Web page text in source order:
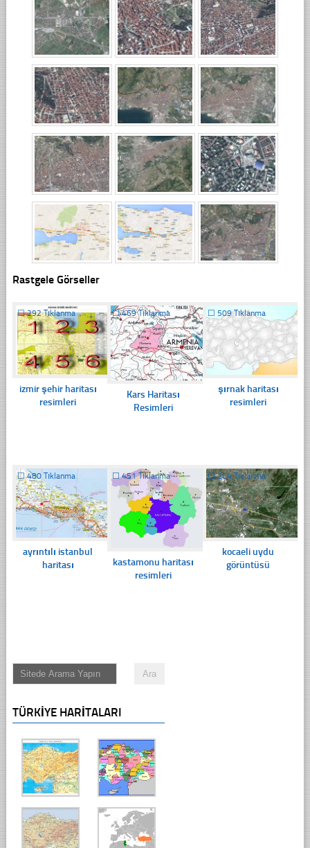
Rastgele Görseller
☐292 Tıklanma
izmir şehir haritası
resimleri
☐469 Tıklanma
Kars Haritası
Resimleri
☐ 509 Tıklanma
şırnak haritası
resimleri
☐480 Tıklanma
ayrıntılı istanbul
haritası
☐451 Tıklanma
kastamonu haritası
resimleri
☐264 Tıklanma
kocaeli uydu
görüntüsü
TÜRKIYE HARITALARI